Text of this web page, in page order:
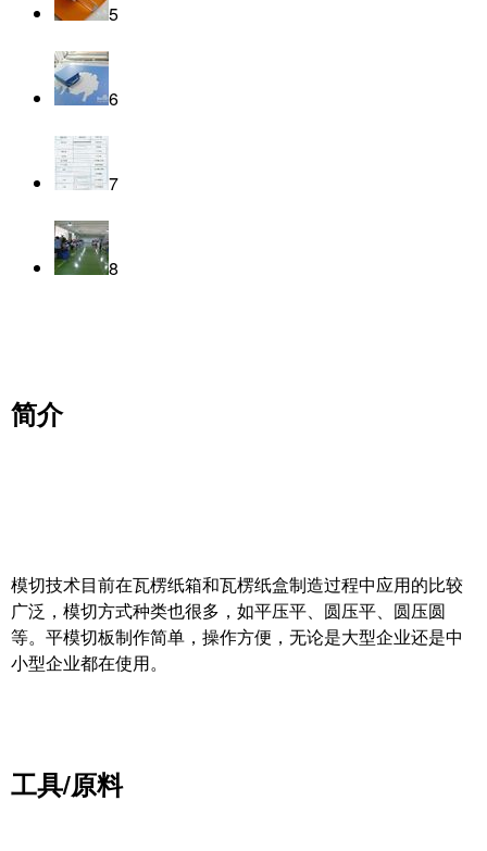
5
6
7
8
简介
模切技术目前在瓦楞纸箱和瓦楞纸盒制造过程中应用的比较
广泛，模切方式种类也很多，如平压平、圆压平、圆压圆
等。平模切板制作简单，操作方便，无论是大型企业还是中
小型企业都在使用。
工具/原料